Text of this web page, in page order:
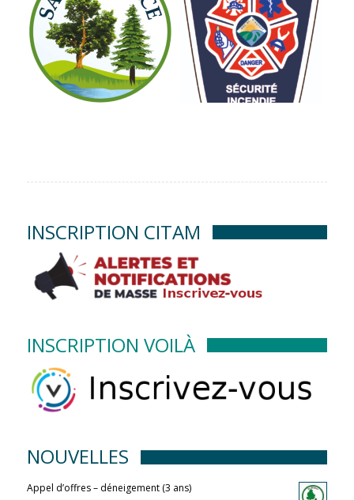
INSCRIPTION CITAM
INSCRIPTION VOILÀ
NOUVELLES
Appel d’offres – déneigement (3 ans)